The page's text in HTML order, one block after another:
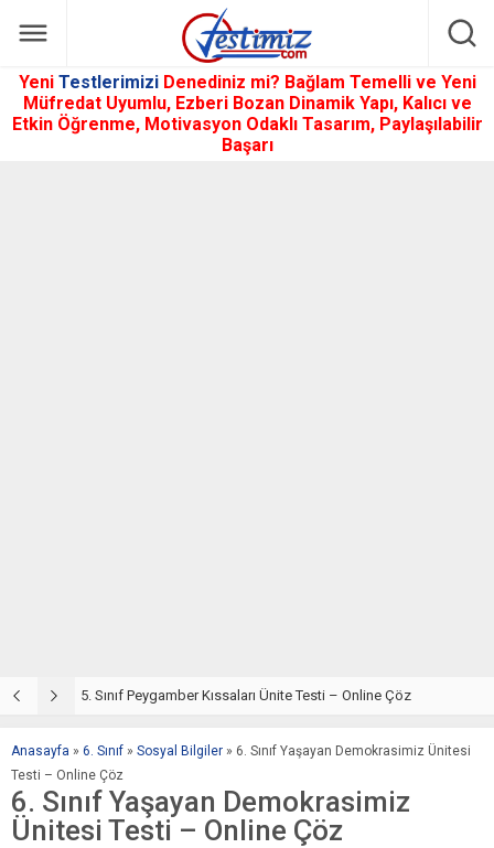
Yeni Testlerimizi Denediniz mi? Bağlam Temelli ve Yeni
Müfredat Uyumlu, Ezberi Bozan Dinamik Yapı, Kalıcı ve
Etkin Öğrenme, Motivasyon Odaklı Tasarım, Paylaşılabilir
Başarı
5. Sınıf Peygamber Kıssaları Ünite Testi – Online Çöz
Anasayfa » 6. Sınıf » Sosyal Bilgiler » 6. Sınıf Yaşayan Demokrasimiz Ünitesi
Testi – Online Çöz
6. Sınıf Yaşayan Demokrasimiz
Ünitesi Testi – Online Çöz